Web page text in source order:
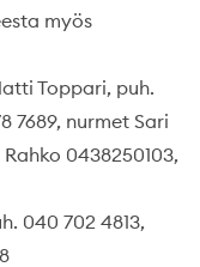
myös
Toppari, puh.
7689, nurmet Sari
0438250103,
040 702 4813,